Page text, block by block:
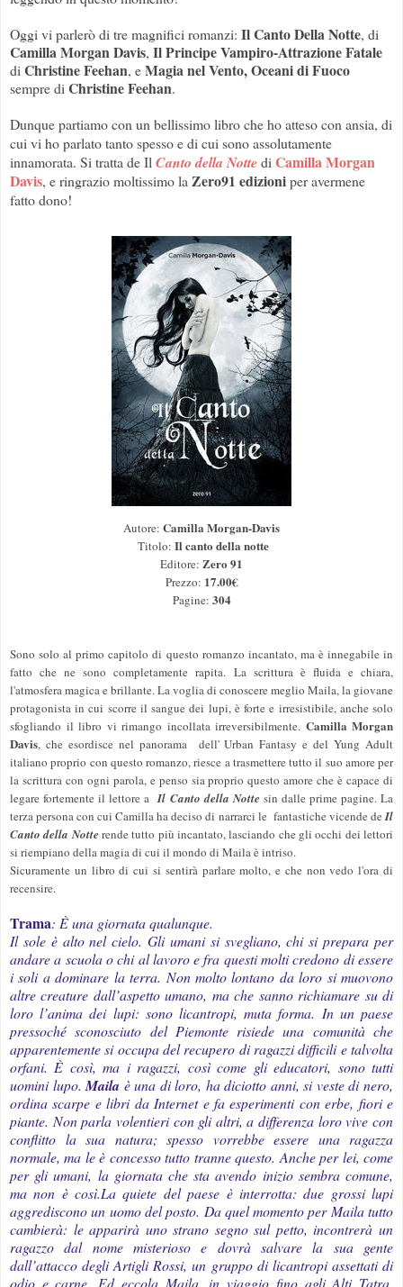
Oggi vi parlerò di tre magnifici romanzi: Il Canto Della Notte, di
Camilla Morgan Davis, Il Principe Vampiro-Attrazione Fatale
di Christine Feehan, eMagia nel Vento, Oceani di Fuoco
sempre di Christine Feehan.
Dunque partiamo con un bellissimo libro che ho atteso con ansia, di
cui vi ho parlato tanto spesso e di cui sono assolutamente
innamorata. Si tratta de Il Canto della Nottedi Camilla Morgan
Davis, e ringrazio moltissimo la Zero91 edizioniper avermene
fatto dono!
Autore: Camilla Morgan-Davis
Titolo: Il canto della notte
Editore: Zero 91
Prezzo: 17.00€
Pagine: 304
Sono solo al primo capitolo di questo romanzo incantato, ma è innegabile in
fatto che ne sono completamente rapita. La scrittura è fluida e chiara,
l'atmosfera magica e brillante. La voglia di conoscere meglio Maila, la giovane
protagonista in cui scorre il sangue dei lupi, è forte e irresistibile, anche solo
sfogliando il libro vi rimango incollata irreversibilmente. Camilla Morgan
Davis, che esordisce nel panorama dell' Urban Fantasy e del Yung Adult
italiano proprio con questo romanzo, riesce a trasmettere tutto il suo amore per
la scrittura con ogni parola, e penso sia proprio questo amore che è capace di
legare fortemente il lettore aIl Canto della Notte sin dalle prime pagine. La
terza persona con cui Camilla ha deciso di narrarci le fantastiche vicende deIl
Canto della Notte rende tutto più incantato, lasciando che gli occhi dei lettori
si riempiano della magia di cui il mondo di Maila è intriso.
Sicuramente un libro di cui si sentirà parlare molto, e che non vedo l'ora di
recensire.
Trama: È una giornata qualunque.
Il sole è alto nel cielo. Gli umani si svegliano, chi si prepara per
andare a scuola o chi al lavoro e fra questi molti credono di essere
i soli a dominare la terra. Non molto lontano da loro si muovono
altre creature dall’aspetto umano, ma che sanno richiamare su di
loro l’anima dei lupi: sono licantropi, muta forma. In un paese
pressoché sconosciuto del Piemonte risiede una comunità che
apparentemente si occupa del recupero di ragazzi difficili e talvolta
orfani. È così, ma i ragazzi, così come gli educatori, sono tutti
uomini lupo.Maila è una di loro, ha diciotto anni, si veste di nero,
ordina scarpe e libri da Internet e fa esperimenti con erbe, fiori e
piante. Non parla volentieri con gli altri, a differenza loro vive con
conflitto la sua natura; spesso vorrebbe essere una ragazza
normale, ma le è concesso tutto tranne questo. Anche per lei, come
per gli umani, la giornata che sta avendo inizio sembra comune,
ma non è così.La quiete del paese è interrotta: due grossi lupi
aggrediscono un uomo del posto. Da quel momento per Maila tutto
cambierà: le apparirà uno strano segno sul petto, incontrerà un
ragazzo dal nome misterioso e dovrà salvare la sua gente
dall’attacco degli Artigli Rossi, un gruppo di licantropi assettati di
odio e carne. Ed eccola Maila, in viaggio fino agli Alti Tatra,